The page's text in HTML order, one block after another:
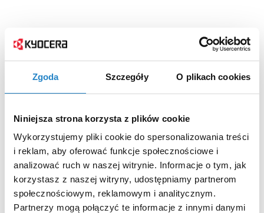
Zgoda Szczegóły O plikach cookies
Niniejsza strona korzysta z plików cookie
Wykorzystujemy pliki cookie do spersonalizowania treści
i reklam, aby oferować funkcje społecznościowe i
analizować ruch w naszej witrynie. Informacje o tym, jak
korzystasz z naszej witryny, udostępniamy partnerom
społecznościowym, reklamowym i analitycznym.
Partnerzy mogą połączyć te informacje z innymi danymi